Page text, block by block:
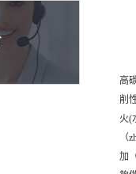
高
削
火(
（
加